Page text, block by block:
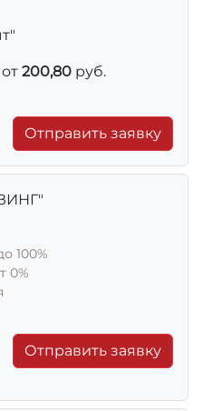
200,80 руб.
Отправить заявку
100%
0%
Отправить заявку